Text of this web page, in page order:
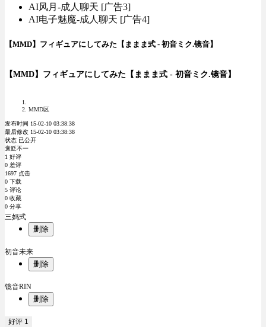
AI风月-成人聊天 [广告3]
AI电子魅魔-成人聊天 [广告4]
【MMD】フィギュアにしてみた【ままま式 - 初音ミク.镜音】
【MMD】フィギュアにしてみた【ままま式 - 初音ミク.镜音】
MMD区
发布时间 15-02-10 03:38:38
最后修改 15-02-10 03:38:38
状态 已公开
褒贬不一
1 好评
0 差评
1697 点击
0 下载
5 评论
0 收藏
0 分享
三妈式
删除
初音未来
删除
镜音RIN
删除
好评 1